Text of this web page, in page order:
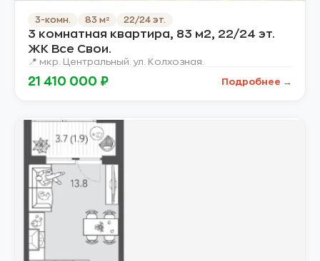
3-комн. 83 м² 22/24 эт.
3 комнатная квартира, 83 м2, 22/24 эт.
ЖК Все Свои.
📍 мкр. Центральный. ул. Колхозная.
21 410 000 ₽ Подробнее →